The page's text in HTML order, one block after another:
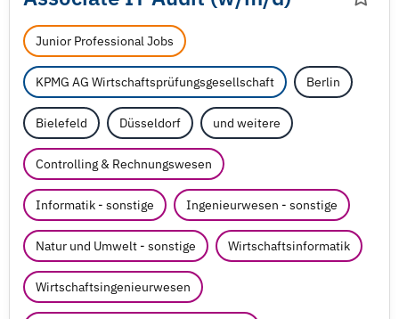
Junior Professional Jobs
KPMG AG Wirtschaftsprüfungsgesellschaft Berlin
Bielefeld Düsseldorf und weitere
Controlling & Rechnungswesen
Informatik - sonstige Ingenieurwesen - sonstige
Natur und Umwelt - sonstige Wirtschaftsinformatik
Wirtschaftsingenieurwesen